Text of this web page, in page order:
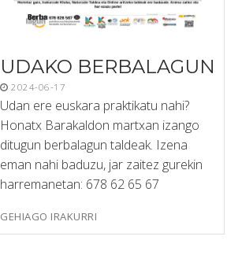
UDAKO BERBALAGUN
2024-06-17
Udan ere euskara praktikatu nahi?
Honatx Barakaldon martxan izango
ditugun berbalagun taldeak. Izena
eman nahi baduzu, jar zaitez gurekin
harremanetan: 678 62 65 67
GEHIAGO IRAKURRI